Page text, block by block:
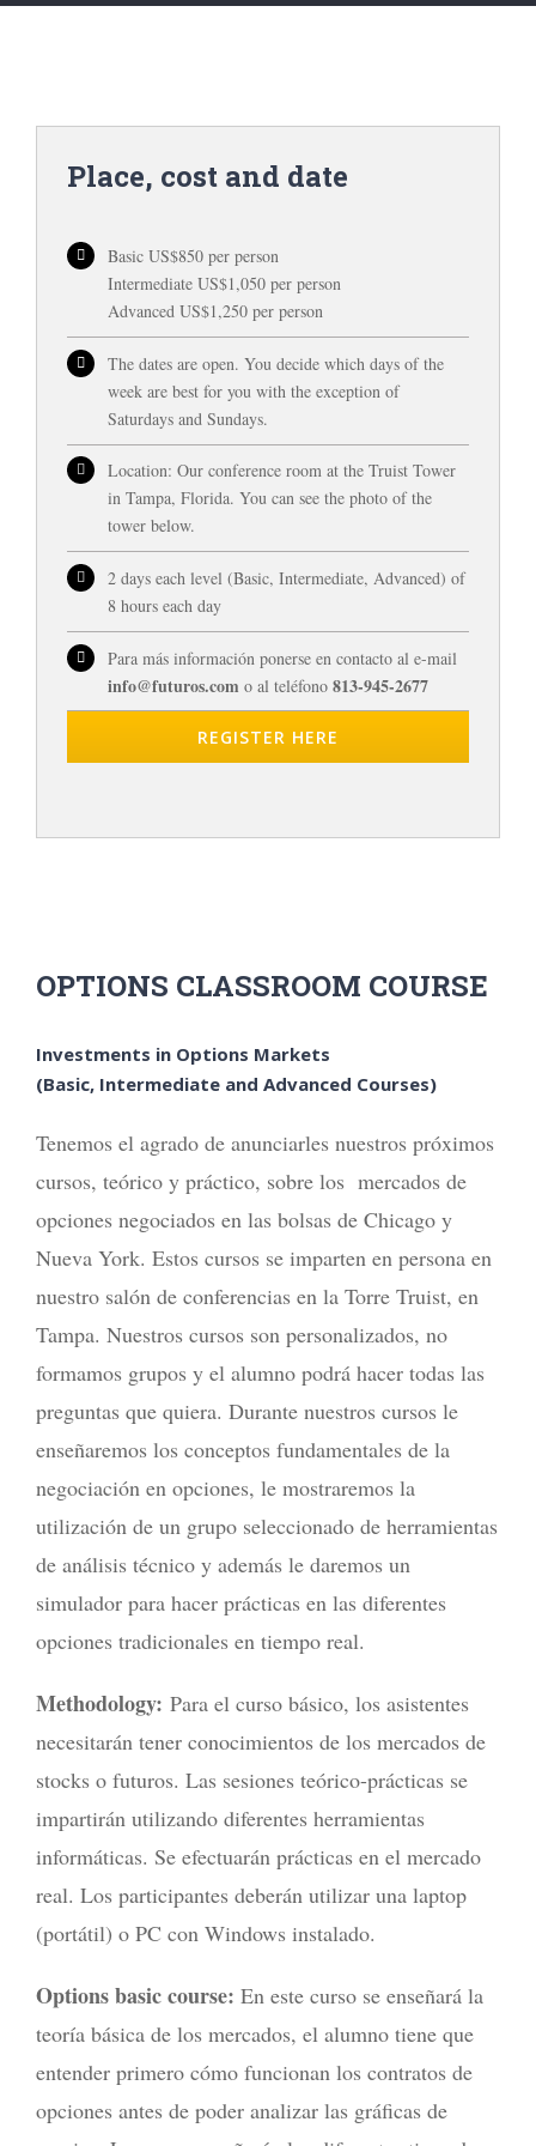
Place, cost and date
Basic US$850 per person
Intermediate US$1,050 per person
Advanced US$1,250 per person
The dates are open. You decide which days of the
week are best for you with the exception of
Saturdays and Sundays.
Location: Our conference room at the Truist Tower
in Tampa, Florida. You can see the photo of the
tower below.
2 days each level (Basic, Intermediate, Advanced) of
8 hours each day
Para más información ponerse en contacto al e-mail
info@futuros.com o al teléfono 813-945-2677
REGISTER HERE
OPTIONS CLASSROOM COURSE
Investments in Options Markets
(Basic, Intermediate and Advanced Courses)
Tenemos el agrado de anunciarles nuestros próximos
cursos, teórico y práctico, sobre los mercados de
opciones negociados en las bolsas de Chicago y
Nueva York. Estos cursos se imparten en persona en
nuestro salón de conferencias en la Torre Truist, en
Tampa. Nuestros cursos son personalizados, no
formamos grupos y el alumno podrá hacer todas las
preguntas que quiera. Durante nuestros cursos le
enseñaremos los conceptos fundamentales de la
negociación en opciones, le mostraremos la
utilización de un grupo seleccionado de herramientas
de análisis técnico y además le daremos un
simulador para hacer prácticas en las diferentes
opciones tradicionales en tiempo real.
Methodology: Para el curso básico, los asistentes
necesitarán tener conocimientos de los mercados de
stocks o futuros. Las sesiones teórico-prácticas se
impartirán utilizando diferentes herramientas
informáticas. Se efectuarán prácticas en el mercado
real. Los participantes deberán utilizar una laptop
(portátil) o PC con Windows instalado.
Options basic course: En este curso se enseñará la
teoría básica de los mercados, el alumno tiene que
entender primero cómo funcionan los contratos de
opciones antes de poder analizar las gráficas de